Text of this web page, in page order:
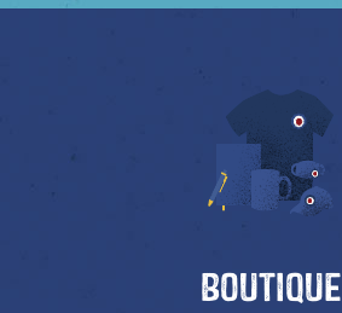
Boutique